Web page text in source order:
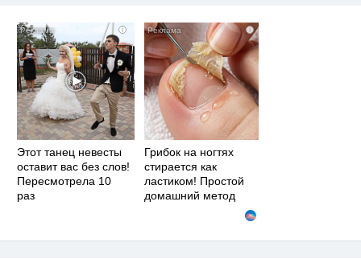
i
Этот танец невесты
оставит вас без слов!
Пересмотрела 10
раз
i
Грибок на ногтях
стирается как
ластиком! Простой
домашний метод